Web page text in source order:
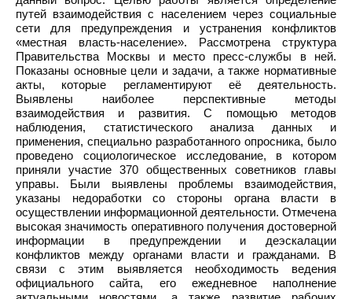
путей взаимодействия с населением через социальные
сети для предупреждения и устранения конфликтов
«местная власть-население». Рассмотрена структура
Правительства Москвы и место пресс-службы в ней.
Показаны основные цели и задачи, а также нормативные
акты, которые регламентируют её деятельность.
Выявлены наиболее перспективные методы
взаимодействия и развития. С помощью методов
наблюдения, статистического анализа данных и
применения, специально разработанного опросника, было
проведено социологическое исследование, в котором
приняли участие 370 общественных советников главы
управы. Были выявлены проблемы взаимодействия,
указаны недоработки со стороны органа власти в
осуществлении информационной деятельности. Отмечена
высокая значимость оперативного получения достоверной
информации в предупреждении и деэскалации
конфликтов между органами власти и гражданами. В
связи с этим выявляется необходимость ведения
официального сайта, его ежедневное наполнение